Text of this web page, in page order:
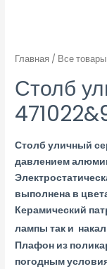
Главная / Все товары
Столб
Столб уличный
давлением
выполнена в
Керамический
лампы так и
Плафон из
погодным